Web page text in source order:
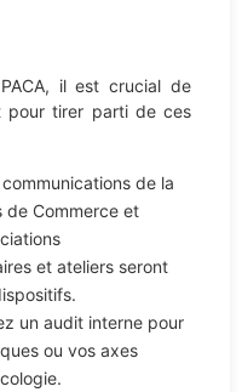
il est crucial de
pour tirer parti de ces
de la
de Commerce et
et ateliers seront
un audit interne pour
ou vos axes